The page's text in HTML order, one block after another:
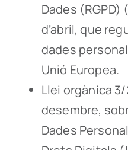
Dades (RGPD)
d’abril, que
dades
Unió Europea.
Llei orgànica
desembre,
Dades